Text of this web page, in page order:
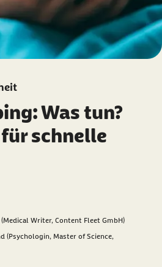
Was tun?
schnelle
Writer, Content Fleet GmbH)
(Psychologin, Master of Science,